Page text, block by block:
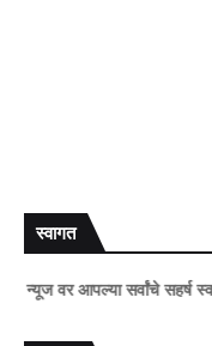
स्वागत
वर आपल्या सर्वांचे सहर्ष स्वागत..!"